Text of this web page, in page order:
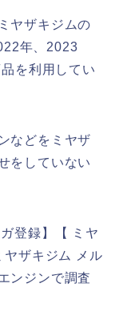
ヤザキジムの
年、2023
を利用してい
などをミヤザ
をしていない
登録】【 ミヤ
ヤザキジム メル
ンジンで調査